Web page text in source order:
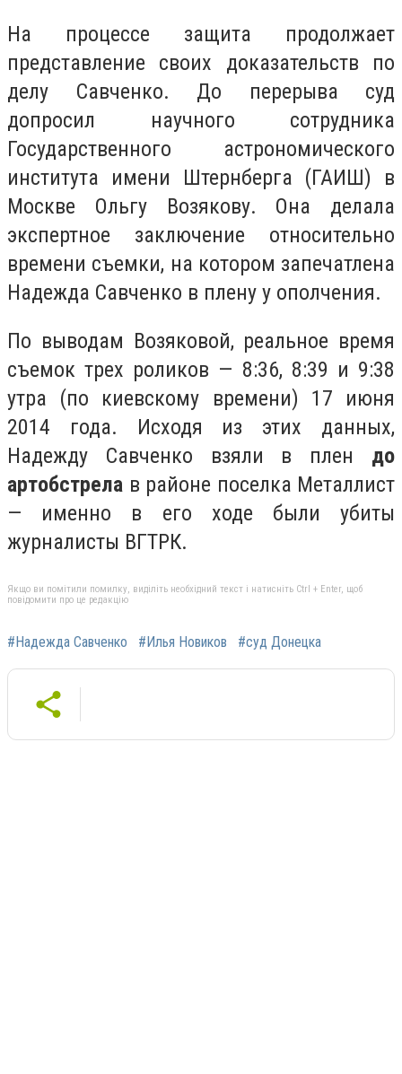
На процессе защита продолжает
представление своих доказательств по
делу Савченко. До перерыва суд
допросил научного сотрудника
Государственного астрономического
института имени Штернберга (ГАИШ) в
Москве Ольгу Возякову. Она делала
экспертное заключение относительно
времени съемки, на котором запечатлена
Надежда Савченко в плену у ополчения.
По выводам Возяковой, реальное время
съемок трех роликов — 8:36, 8:39 и 9:38
утра (по киевскому времени) 17 июня
2014 года. Исходя из этих данных,
Надежду Савченко взяли в плен до
артобстрела в районе поселка Металлист
— именно в его ходе были убиты
журналисты ВГТРК.
Якщо ви помітили помилку, виділіть необхідний текст і натисніть Ctrl + Enter, щоб
повідомити про це редакцію
#Надежда Савченко #Илья Новиков #суд Донецка